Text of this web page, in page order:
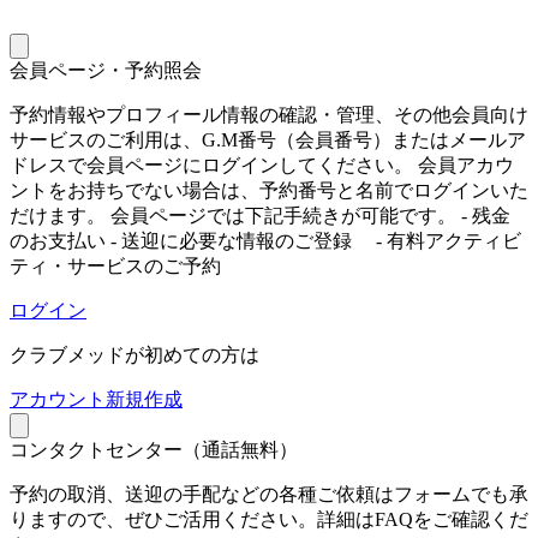
会員ページ・予約照会
予約情報やプロフィール情報の確認・管理、その他会員向け
サービスのご利用は、G.M番号（会員番号）またはメールア
ドレスで会員ページにログインしてください。 会員アカウ
ントをお持ちでない場合は、予約番号と名前でログインいた
だけます。 会員ページでは下記手続きが可能です。 - 残金
のお支払い - 送迎に必要な情報のご登録 - 有料アクティビ
ティ・サービスのご予約
ログイン
クラブメッドが初めての方は
アカウント新規作成
コンタクトセンター（通話無料）
予約の取消、送迎の手配などの各種ご依頼はフォームでも承
りますので、ぜひご活用ください。詳細はFAQをご確認くだ